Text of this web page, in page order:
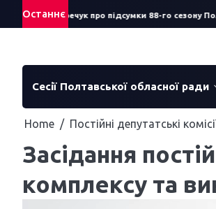
Останнє
Смеречук про підсумки 88-го сезону
Сесії Полтавської обласної ради
Home Постійні депутатські
Засідання
комплексу та